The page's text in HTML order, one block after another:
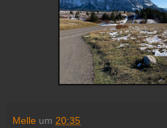
Melle um 20:35